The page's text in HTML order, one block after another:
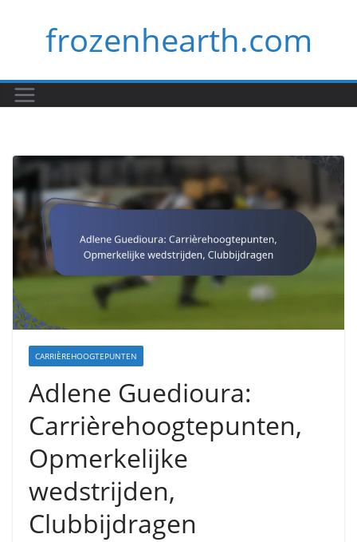
frozenhearth.com
CARRIÈREHOOGTEPUNTEN
Adlene Guedioura:
Carrièrehoogtepunten,
Opmerkelijke
wedstrijden,
Clubbijdragen